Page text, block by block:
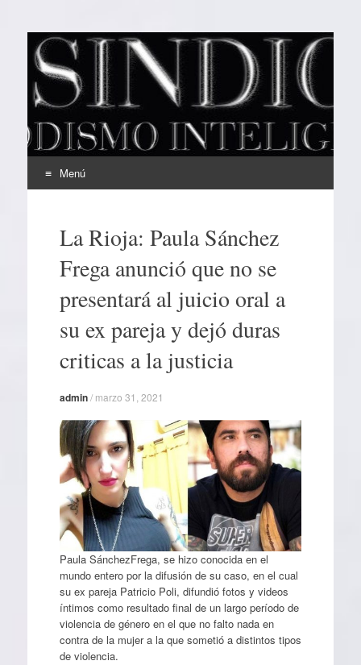
EL SINDICAL
Periodismo Inteligente
Menú
contenidoLa Rioja: Paula Sánchez
Frega anunció que no se
presentará al juicio oral a
su ex pareja y dejó duras
criticas a la justicia
admin/ marzo 31, 2021
Paula SánchezFrega, se hizo conocida en el
mundo entero por la difusión de su caso, en el cual
su ex pareja Patricio Poli, difundió fotos y videos
íntimos como resultado final de un largo período de
violencia de género en el que no falto nada en
contra de la mujer a la que sometió a distintos tipos
de violencia.